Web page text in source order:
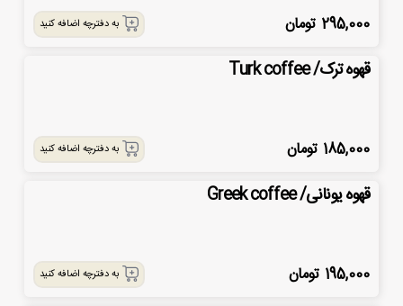
295,000 تومان به دفترچه اضافه کنید
قهوه ترک/ Turk coffee
185,000 تومان به دفترچه اضافه کنید
قهوه یونانی/ Greek coffee
195,000 تومان به دفترچه اضافه کنید